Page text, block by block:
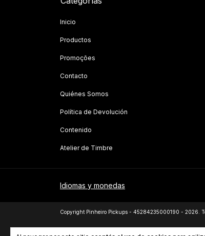
Inicio
Productos
Promoções
Contacto
Quiénes Somos
Política de Devolución
Contenido
Atelier de Timbre
Idiomas y monedas
Copyright Pinheiro Pickups - 45284235000190 - 2026.